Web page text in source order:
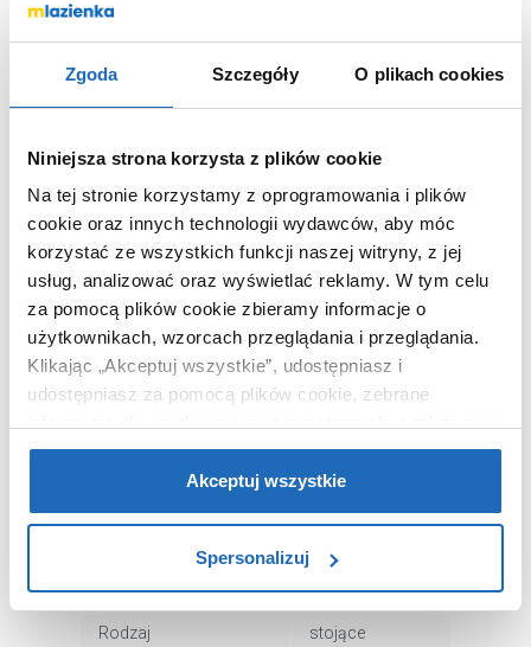
Zgoda Szczegóły O plikach cookies
Niniejsza strona korzysta z plików cookie
Na tej stronie korzystamy z oprogramowania i plików
cookie oraz innych technologii wydawców, aby móc
korzystać ze wszystkich funkcji naszej witryny, z jej
usług, analizować oraz wyświetlać reklamy. W tym celu
za pomocą plików cookie zbieramy informacje o
użytkownikach, wzorcach przeglądania i przeglądania.
Klikając „Akceptuj wszystkie”, udostępniasz i
udostępniasz za pomocą plików cookie, zebrane
partnerzy reklamowi.Jeśli chcesz, włącz „Tylko
wymagane pliki cookie”.Pamiętaj jednak, że
zablokowane niektóre pliki cookie mogą mieć wpływ na
Aby uzyskać więcej informacji na temat plików plików
Akceptuj wszystkie
Spersonalizuj
94,50zł
DO KOSZYKA
Chcesz zamówić telefonicznie?
OPIS PRODUKTU
Marka
Kleine Wolke
Fortune
Nr katalogowy
5058116853
Rodzaj
stojące